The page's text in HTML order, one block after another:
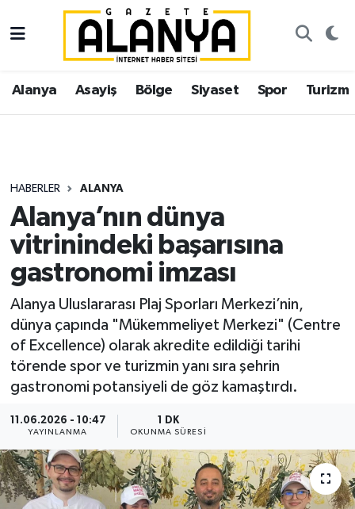
Alanya Asayiş Bölge Siyaset Spor Turizm
HABERLER ALANYA
Alanya’nın dünya
vitrinindeki başarısına
gastronomi imzası
Alanya Uluslararası Plaj Sporları Merkezi’nin,
dünya çapında "Mükemmeliyet Merkezi" (Centre
of Excellence) olarak akredite edildiği tarihi
törende spor ve turizmin yanı sıra şehrin
gastronomi potansiyeli de göz kamaştırdı.
11.06.2026 - 10:47
YAYINLANMA
1 DK
OKUNMA SÜRESI
Alanya
Asayiş
Siyaset
Spor
Turizm
Ekonomi
Gazipaşa
İstanbul Nöbetçi Eczaneler
İstanbul Hava Durumu
Süper Lig Puan Durumu ve Fikstür
Tüm Manşetler
Son Dakika Haberleri
Haber Arşivi